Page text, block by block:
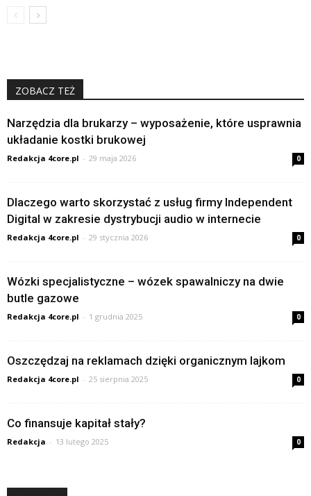
ZOBACZ TEŻ
Narzędzia dla brukarzy – wyposażenie, które usprawnia
układanie kostki brukowej
Redakcja 4core.pl - 29 maja 2026 0
Dlaczego warto skorzystać z usług firmy Independent
Digital w zakresie dystrybucji audio w internecie
Redakcja 4core.pl - 29 stycznia 2026 0
Wózki specjalistyczne – wózek spawalniczy na dwie
butle gazowe
Redakcja 4core.pl - 1 grudnia 2025 0
Oszczędzaj na reklamach dzięki organicznym lajkom
Redakcja 4core.pl - 25 sierpnia 2025 0
Co finansuje kapitał stały?
Redakcja - 13 lutego 2025 0